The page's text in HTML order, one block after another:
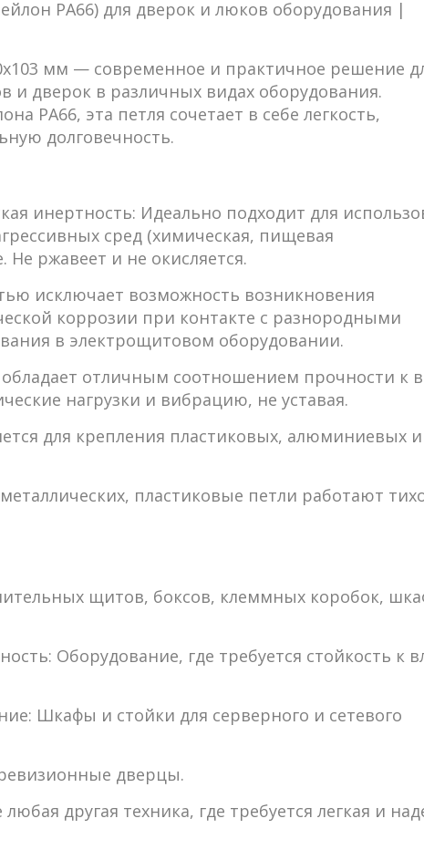
PA66) для дверок и люков оборудования |
мм — современное и практичное решение
и дверок в различных видах оборудования.
PA66, эта петля сочетает в себе легкость,
долговечность.
инертность: Идеально подходит для
сред (химическая, пищевая
ржавеет и не окисляется.
исключает возможность возникновения
коррозии при контакте с разнородными
в электрощитовом оборудовании.
обладает отличным соотношением прочности к
нагрузки и вибрацию, не уставая.
для крепления пластиковых, алюминиевых и
пластиковые петли работают
щитов, боксов, клеммных коробок,
Оборудование, где требуется стойкость к
Шкафы и стойки для серверного и сетевого
дверцы.
любая другая техника, где требуется легкая и